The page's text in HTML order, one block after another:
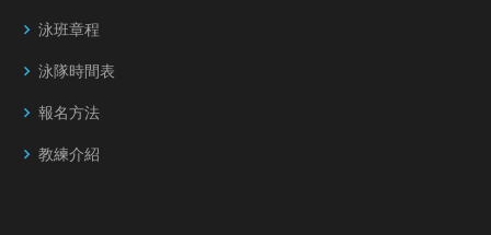
泳班章程
泳隊時間表
報名方法
教練介紹